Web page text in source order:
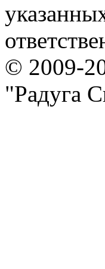
© 2009-
"Радуга